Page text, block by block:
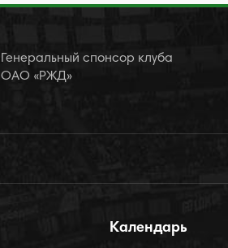
Генеральный спонсор клуба
ОАО «РЖД»
Календарь